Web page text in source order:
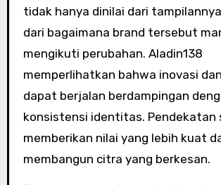
tidak hanya dinilai dari
dari bagaimana brand tersebut
mengikuti perubahan. Aladin138
memperlihatkan bahwa inovasi
dapat berjalan berdampingan
konsistensi identitas. Pendekatan
memberikan nilai yang lebih kuat
membangun citra yang berkesan.